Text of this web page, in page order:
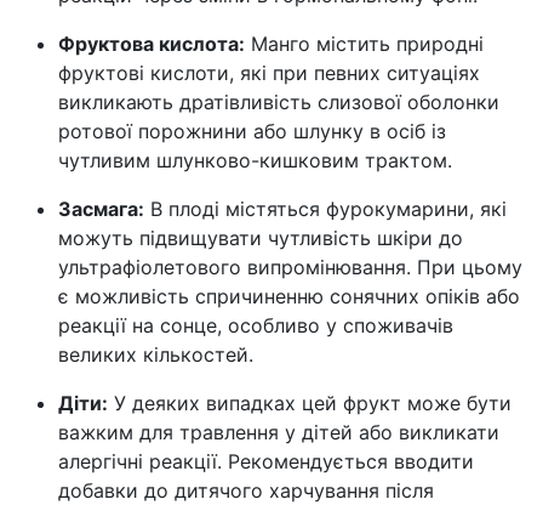
Фруктова кислота: Манго містить природні
фруктові кислоти, які при певних ситуаціях
викликають дратівливість слизової оболонки
ротової порожнини або шлунку в осіб із
чутливим шлунково-кишковим трактом.
Засмага: В плоді містяться фурокумарини, які
можуть підвищувати чутливість шкіри до
ультрафіолетового випромінювання. При цьому
є можливість спричиненню сонячних опіків або
реакції на сонце, особливо у споживачів
великих кількостей.
Діти: У деяких випадках цей фрукт може бути
важким для травлення у дітей або викликати
алергічні реакції. Рекомендується вводити
добавки до дитячого харчування після